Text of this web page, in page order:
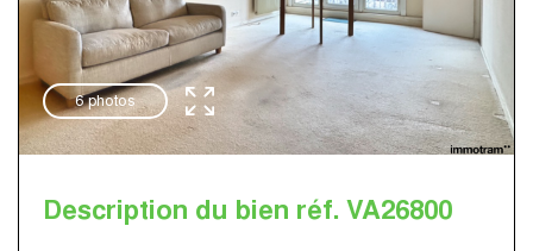
03 20 555 222
6 photos
Description du bien réf. VA26800